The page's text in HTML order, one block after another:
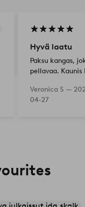
Hyvä laatu
Paksu kangas,
pellavaa.
vaaleanbeige
Veronica S —
04-27